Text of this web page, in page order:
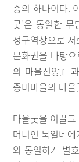
중의 하나이다.
굿’은 동일한
정구역상으로
문화권을 바탕
의 마을신앙』
증미마을의 마
마을굿을 이끌
머니인 북일네
와 동일하게 별